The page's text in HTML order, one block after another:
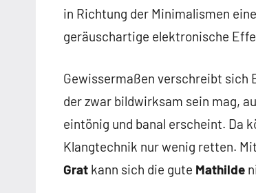
in Richtung der Minimalismen
geräuschartige elektronische
Gewissermaßen verschreibt sich
der zwar bildwirksam sein mag,
eintönig und banal erscheint. Da
Klangtechnik nur wenig retten.
Grat kann sich die gute Mathilde